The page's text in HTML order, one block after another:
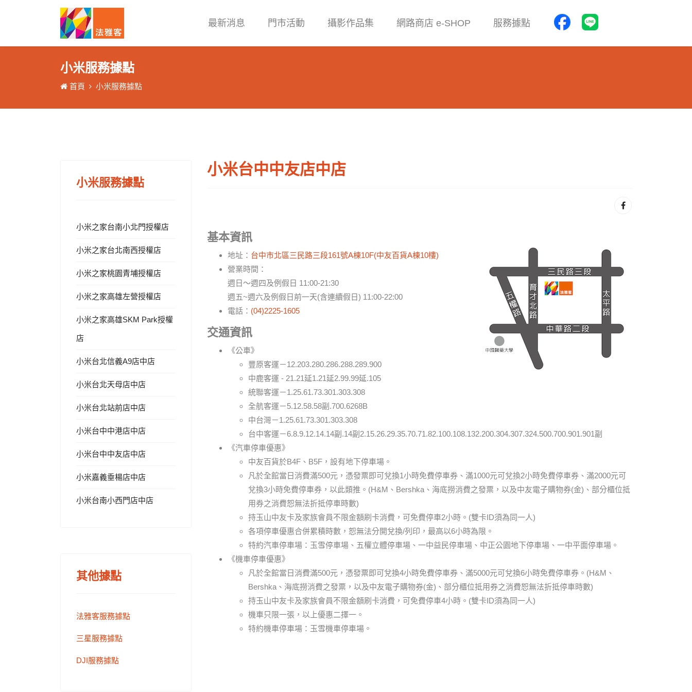
最新消息 門市活動 攝影作品集 網路商店 e-SHOP 服務據點
小米服務據點
首頁 小米服務據點
小米服務據點
小米之家台南小北門授權店
小米之家台北南西授權店
小米之家桃園青埔授權店
小米之家高雄左營授權店
小米之家高雄SKM Park授權
店
小米台北信義A9店中店
小米台北天母店中店
小米台北站前店中店
小米台中中港店中店
小米台中中友店中店
小米嘉義垂楊店中店
小米台南小西門店中店
其他據點
法雅客服務據點
三星服務據點
DJI服務據點
小米台中中友店中店
基本資訊
地址： 台中市北區三民路三段161號A棟10F(中友百貨A棟10樓)
營業時間：
週日～週四及例假日 11:00-21:30
週五~週六及例假日前一天(含連續假日) 11:00-22:00
電話： (04)2225-1605
交通資訊
《公車》
豐原客運－12.203.280.286.288.289.900
中鹿客運 - 21.21延1.21延2.99.99延.105
統聯客運－1.25.61.73.301.303.308
全航客運－5.12.58.58副.700.6268B
中台灣－1.25.61.73.301.303.308
台中客運－6.8.9.12.14.14副.14副2.15.26.29.35.70.71.82.100.108.132.200.304.307.324.500.700.901.901副
《汽車停車優惠》
中友百貨於B4F、B5F，設有地下停車場。
凡於全館當日消費滿500元，憑發票即可兌換1小時免費停車券、滿1000元可兌換2小時免費停車券、滿2000元可
兌換3小時免費停車券，以此類推。(H&M、Bershka、海底撈消費之發票，以及中友電子購物券(金)、部分櫃位抵
用券之消費恕無法折抵停車時數)
持玉山中友卡及家族會員不限金額刷卡消費，可免費停車2小時。(雙卡ID須為同一人)
各項停車優惠合併累積時數，恕無法分開兌換/列印，最高以6小時為限。
特約汽車停車場：玉雪停車場、五權立體停車場、一中益民停車場、中正公園地下停車場、一中平面停車場。
《機車停車優惠》
凡於全館當日消費滿500元，憑發票即可兌換4小時免費停車券、滿5000元可兌換6小時免費停車券。(H&M、
Bershka、海底撈消費之發票，以及中友電子購物券(金)、部分櫃位抵用券之消費恕無法折抵停車時數)
持玉山中友卡及家族會員不限金額刷卡消費，可免費停車4小時。(雙卡ID須為同一人)
機車只限一張，以上優惠二擇一。
特約機車停車場：玉雪機車停車場。